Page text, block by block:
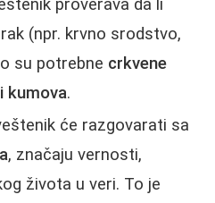
proverava da li
(npr. krvno srodstvo,
su potrebne crkvene
kumova.
će razgovarati sa
, značaju vernosti,
života u veri. To je